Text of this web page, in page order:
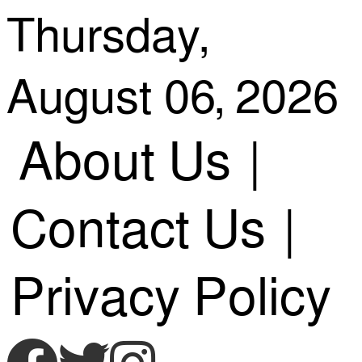
Skip
to
content
Thursday,
August 06, 2026
About Us |
Contact Us |
Privacy Policy